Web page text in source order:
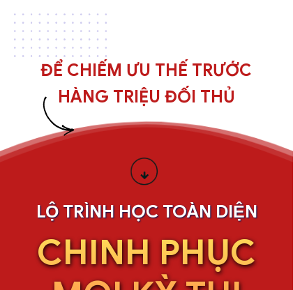
ĐỂ CHIẾM ƯU THẾ TRƯỚC
HÀNG TRIỆU ĐỐI THỦ
CHINH PHỤC
LỘ TRÌNH HỌC TOÀN DIỆN